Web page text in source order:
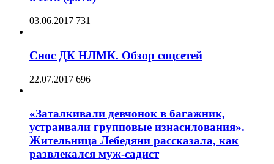
03.06.2017 731
Снос ДК НЛМК. Обзор соцсетей
22.07.2017 696
«Заталкивали девчонок в багажник,
устраивали групповые изнасилования».
Жительница Лебедяни рассказала, как
развлекался муж-садист